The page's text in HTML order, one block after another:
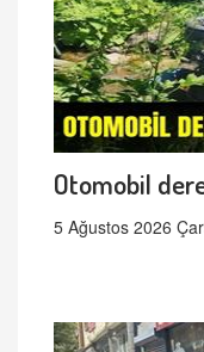
Otomobil
5 Ağustos 2026